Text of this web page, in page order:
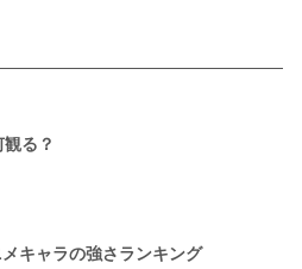
る？
キャラの強さランキング